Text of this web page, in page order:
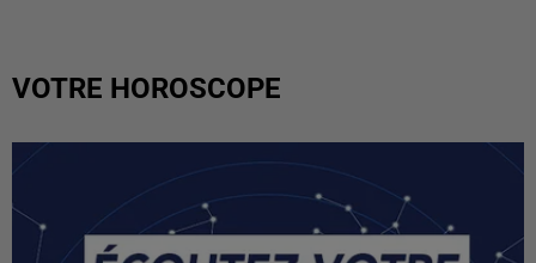
VOTRE HOROSCOPE